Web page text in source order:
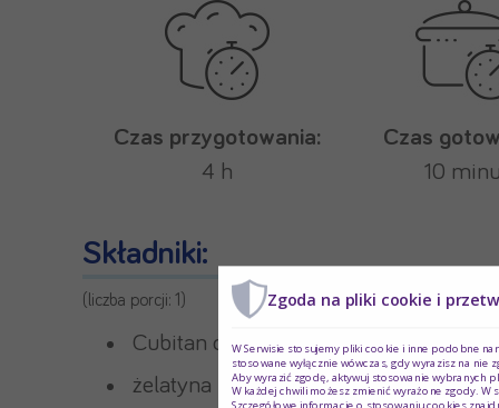
Czas przygotowania:
4 h
Czas
10
Składniki:
(liczba porcji: 1)
Cubitan o smaku truskawkowym
żelatyna (10 g + 30 g wody),
Zgoda na pliki cookie i
W Serwisie stosujemy pliki cookie i inne podobne
stosowane wyłącznie wówczas, gdy wyrazisz na nie
Aby wyrazić zgodę, aktywuj stosowanie wybranych
W każdej chwili możesz zmienić wyrażone zgody.